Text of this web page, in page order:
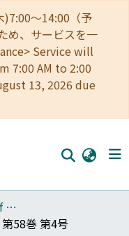
)7:00～14:00（予
め、サービスを一
Service will
7:00 AM to 2:00
13, 2026 due
060_Graduate School of Medicine
第58巻 第4号